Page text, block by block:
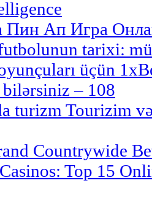
Пин Ап Игра
tarixi:
üçün
bilərsiniz – 108
turizm Tourizim
Countrywide
Top 15